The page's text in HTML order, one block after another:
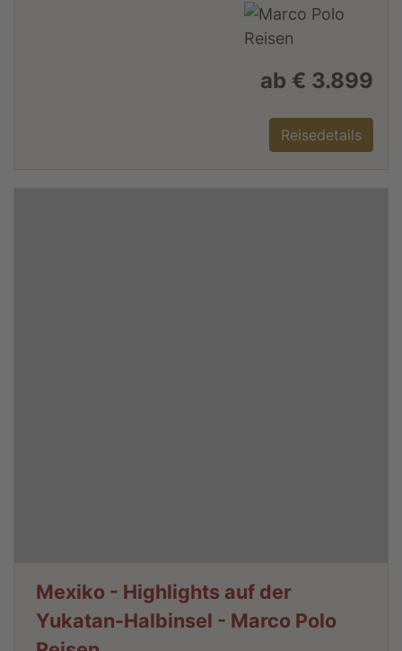
ab € 3.899
Reisedetails
Mexiko - Highlights auf der
Yukatan-Halbinsel - Marco Polo